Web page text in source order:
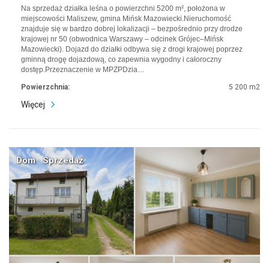
Na sprzedaż działka leśna o powierzchni 5200 m², położona w
miejscowości Maliszew, gmina Mińsk Mazowiecki.Nieruchomość
znajduje się w bardzo dobrej lokalizacji – bezpośrednio przy drodze
krajowej nr 50 (obwodnica Warszawy – odcinek Grójec–Mińsk
Mazowiecki). Dojazd do działki odbywa się z drogi krajowej poprzez
gminną drogę dojazdową, co zapewnia wygodny i całoroczny
dostęp.Przeznaczenie w MPZPDzia…
Powierzchnia: 5 200 m2
Więcej
Dom · Sprzedaż